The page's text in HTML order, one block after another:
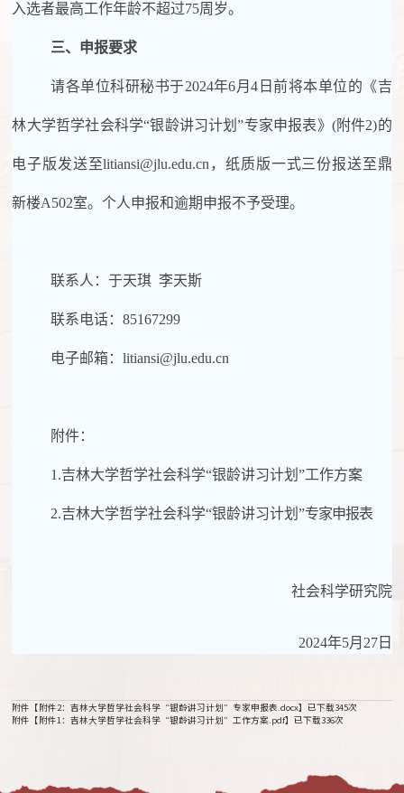
入选者最高工作年龄不超过75周岁。
三、申报要求
请各单位科研秘书于2024年6月4日前将本单位的《吉
林大学哲学社会科学“银龄讲习计划”专家申报表》 (附件2)的
电子版发送至litiansi@jlu.edu.cn，纸质版一式三份报送至鼎
新楼A502室。个人申报和逾期申报不予受理。
联系人 ：于天琪 李天斯
联系电话：85167299
电子邮箱：litiansi@jlu.edu.cn
附件：
1.吉林大学哲学社会科学“银龄讲习计划”工作方案
2.吉林大学哲学社会科学“银龄讲习计划”专家申报表
社会科学研究院
2024年5月27日
附件【附件2：吉林大学哲学社会科学“银龄讲习计划”专家申报表.docx】已下载345次
附件【附件1：吉林大学哲学社会科学“银龄讲习计划”工作方案.pdf】已下载336次